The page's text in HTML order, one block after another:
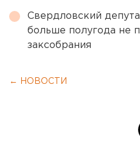
Свердловский
больше полугода не
заксобрания
← НОВОСТИ